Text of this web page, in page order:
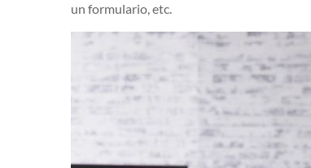
un formulario, etc.